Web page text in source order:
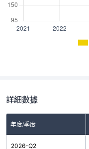
詳細數據
年度/季度
2026-Q2